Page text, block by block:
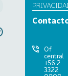
Of
central
+56 2
3322